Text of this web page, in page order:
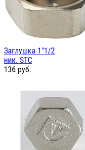
Заглушка 1"1/2
ник. STC
136 руб.